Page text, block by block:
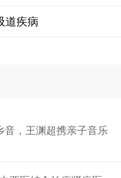
道疾病
音，王渊超携亲子音乐